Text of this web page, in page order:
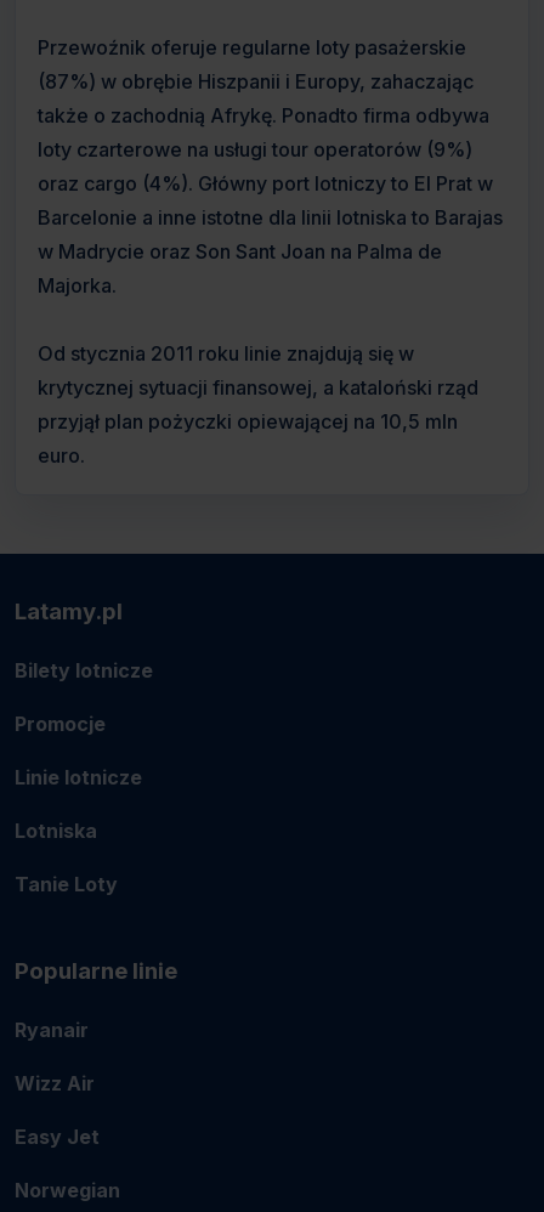
Przewoźnik oferuje regularne loty pasażerskie
(87%) w obrębie Hiszpanii i Europy, zahaczając
także o zachodnią Afrykę. Ponadto firma odbywa
loty czarterowe na usługi tour operatorów (9%)
oraz cargo (4%). Główny port lotniczy to El Prat w
Barcelonie a inne istotne dla linii lotniska to Barajas
w Madrycie oraz Son Sant Joan na Palma de
Majorka.
Od stycznia 2011 roku linie znajdują się w
krytycznej sytuacji finansowej, a kataloński rząd
przyjął plan pożyczki opiewającej na 10,5 mln
euro.
Latamy.pl
Bilety lotnicze
Promocje
Linie lotnicze
Lotniska
Tanie Loty
Popularne linie
Ryanair
Wizz Air
Easy Jet
Norwegian